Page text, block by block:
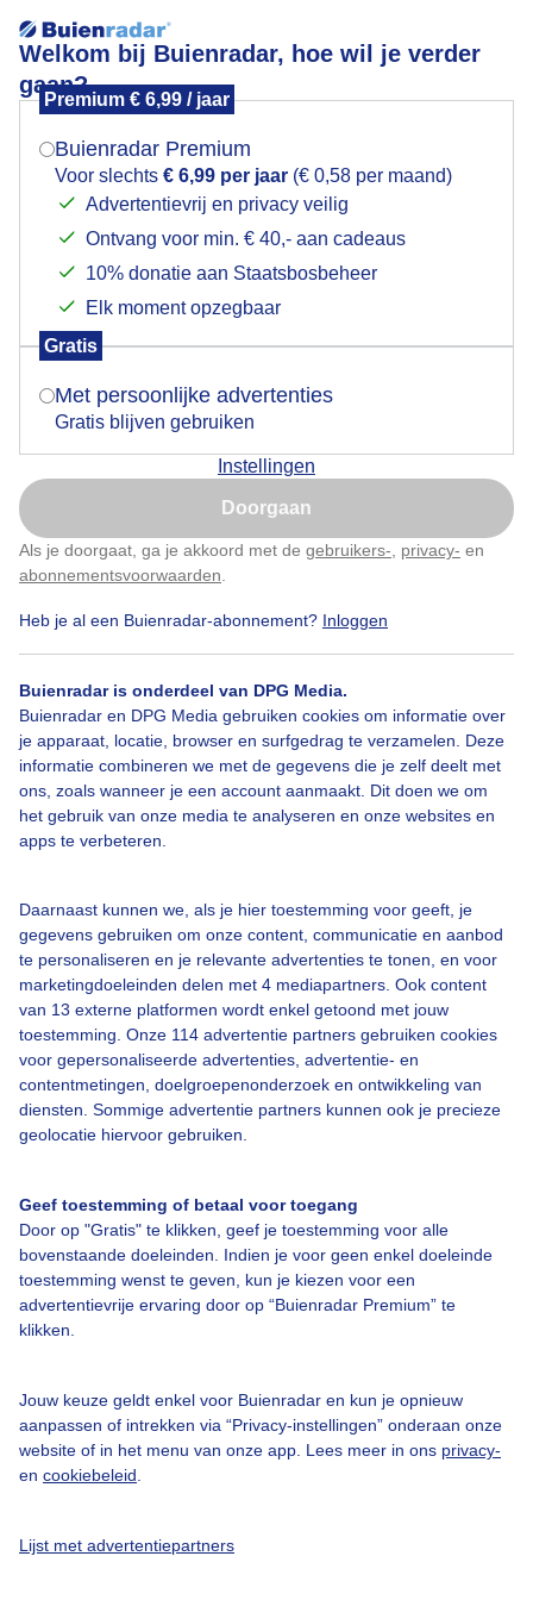
Welkom bij Buienradar, hoe wil je verder
gaan?
Premium € 6,99 / jaar
Buienradar Premium
Voor slechts € 6,99 per jaar (€ 0,58 per maand)
Advertentievrij en privacy veilig
Ontvang voor min. € 40,- aan cadeaus
10% donatie aan Staatsbosbeheer
Elk moment opzegbaar
Gratis
Met persoonlijke advertenties
Gratis blijven gebruiken
Instellingen
Doorgaan
Als je doorgaat, ga je akkoord met de gebruikers- privacy- en
abonnementsvoorwaarden
Heb je al een Buienradar-abonnement? Inloggen
Buienradar is onderdeel van DPG Media.
Buienradar en DPG Media gebruiken cookies om informatie over
je apparaat, locatie, browser en surfgedrag te verzamelen. Deze
informatie combineren we met de gegevens die je zelf deelt met
ons, zoals wanneer je een account aanmaakt. Dit doen we om
het gebruik van onze media te analyseren en onze websites en
apps te verbeteren.
Daarnaast kunnen we, als je hier toestemming voor geeft, je
gegevens gebruiken om onze content, communicatie en aanbod
te personaliseren en je relevante advertenties te tonen, en voor
marketingdoeleinden delen met 4 mediapartners. Ook content
van 13 externe platformen wordt enkel getoond met jouw
toestemming. Onze 114 advertentie partners gebruiken cookies
voor gepersonaliseerde advertenties, advertentie- en
contentmetingen, doelgroepenonderzoek en ontwikkeling van
diensten. Sommige advertentie partners kunnen ook je precieze
geolocatie hiervoor gebruiken.
Geef toestemming of betaal voor toegang
Door op "Gratis" te klikken, geef je toestemming voor alle
bovenstaande doeleinden. Indien je voor geen enkel doeleinde
toestemming wenst te geven, kun je kiezen voor een
advertentievrije ervaring door op “Buienradar Premium” te
klikken.
Jouw keuze geldt enkel voor Buienradar en kun je opnieuw
aanpassen of intrekken via “Privacy-instellingen” onderaan onze
website of in het menu van onze app. Lees meer in ons privacy-
en cookiebeleid
Lijst met advertentiepartners
Poesje Lesy's babytjes worden wakker geblaft door
een loslopende hond vanmorgen !
Door: Geno Bijl Gemaakt: 06-06-2026, 256x bekeken
Een moment geduld aub...
Over Buienradar
Bedrijfsgegevens
Veelgestelde vragen
Toegankelijkheid
Gebruikersvoorwaarden
Adverteren
Buienradar Team
Cookie beleid
Privacy instellingen
Gratis weerdata
@BuienradarNL
Mogen we je locatie gebruiken voor het
Indien je hier nog geen akkoord op hebt gegeven,
verschijnt er zo een pop-up uit je browser waarin
Is goed, toon de popup
Nu niet, misschien later
Klik hierom dit aan te passen